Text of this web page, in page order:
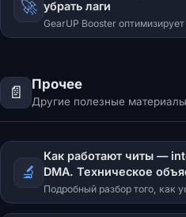
🚀 убрать лаги
GearUP Booster
снижает пинг, устраняет
📄 Прочее
Другие полезные материалы
🔬
Как работают читы —
DMA. Техническое
Подробный разбор того, как
типы инъекций, external vs